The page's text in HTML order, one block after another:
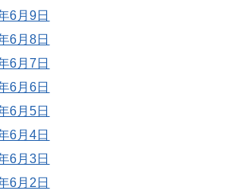
6月9日
6月8日
6月7日
6月6日
6月5日
6月4日
6月3日
6月2日